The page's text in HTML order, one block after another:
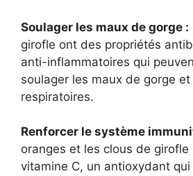
Soulager les maux de gorge :
girofle ont des propriétés
anti-inflammatoires qui
soulager les maux de gorge
respiratoires.
Renforcer le système
oranges et les clous de girofle
vitamine C, un antioxydant